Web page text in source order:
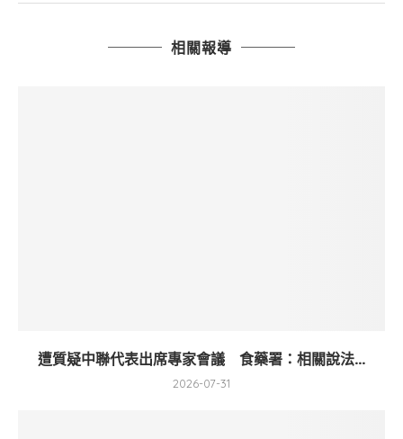
相關報導
遭質疑中聯代表出席專家會議 食藥署：相關說法...
2026-07-31